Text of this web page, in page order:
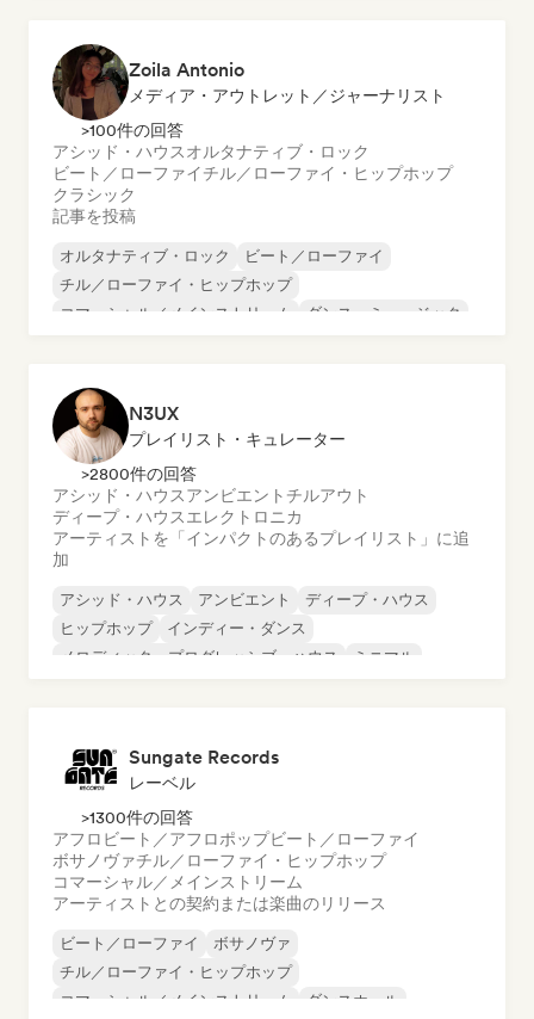
Zoila Antonio
メディア・アウトレット／ジャーナリスト
>100件の回答
アシッド・ハウスオルタナティブ・ロック
ビート／ローファイチル／ローファイ・ヒップホップ
クラシック
記事を投稿
オルタナティブ・ロック
ビート／ローファイ
チル／ローファイ・ヒップホップ
コマーシャル／メインストリーム
ダンス・ミュージック
N3UX
プレイリスト・キュレーター
>2800件の回答
アシッド・ハウスアンビエント チルアウト
ディープ・ハウスエレクトロニカ
アーティストを「インパクトのあるプレイリスト」に追
加
アシッド・ハウス アンビエント
ディープ・ハウス
ヒップホップ
インディー・ダンス
メロディック・プログレッシブ・ハウス
ミニマル
Sungate Records
レーベル
>1300件の回答
アフロビート／アフロポップビート／ローファイ
ボサノヴァチル／ローファイ・ヒップホップ
コマーシャル／メインストリーム
アーティストとの契約または楽曲のリリース
ビート／ローファイ
ボサノヴァ
チル／ローファイ・ヒップホップ
コマーシャル／メインストリーム
ダンスホール